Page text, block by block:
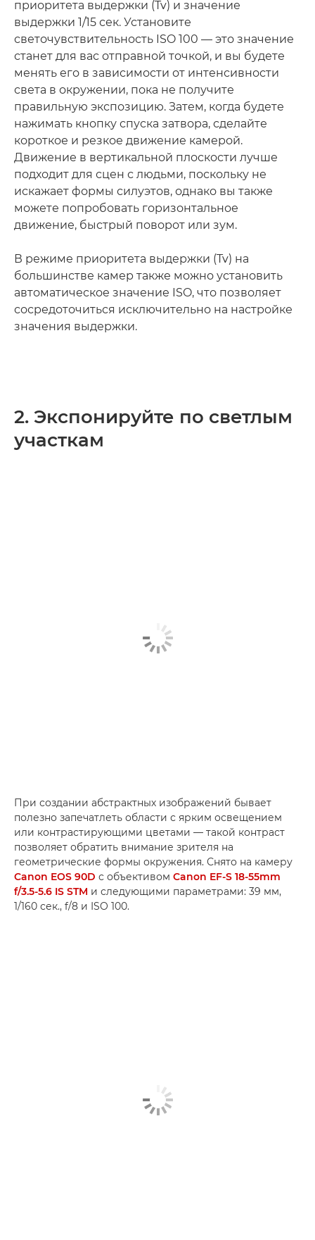
приоритета выдержки (Tv) и значение
выдержки 1/15 сек. Установите
светочувствительность ISO 100 — это значение
станет для вас отправной точкой, и вы будете
менять его в зависимости от интенсивности
света в окружении, пока не получите
правильную экспозицию. Затем, когда будете
нажимать кнопку спуска затвора, сделайте
короткое и резкое движение камерой.
Движение в вертикальной плоскости лучше
подходит для сцен с людьми, поскольку не
искажает формы силуэтов, однако вы также
можете попробовать горизонтальное
движение, быстрый поворот или зум.
В режиме приоритета выдержки (Tv) на
большинстве камер также можно установить
автоматическое значение ISO, что позволяет
сосредоточиться исключительно на настройке
значения выдержки.
2. Экспонируйте по светлым
участкам
При создании абстрактных изображений бывает
полезно запечатлеть области с ярким освещением
или контрастирующими цветами — такой контраст
позволяет обратить внимание зрителя на
геометрические формы окружения. Снято на камеру
Canon EOS 90D с объективом Canon EF-S 18-55mm
f/3.5-5.6 IS STM и следующими параметрами: 39 мм,
1/160 сек., f/8 и ISO 100.